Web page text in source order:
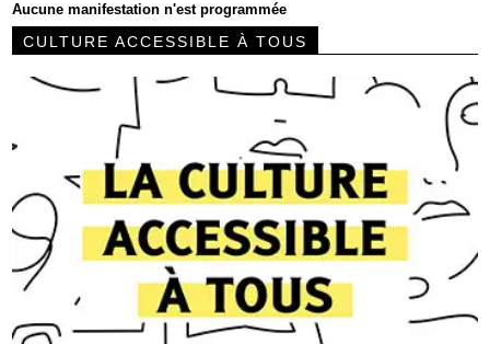
Aucune manifestation n'est programmée
CULTURE ACCESSIBLE À TOUS